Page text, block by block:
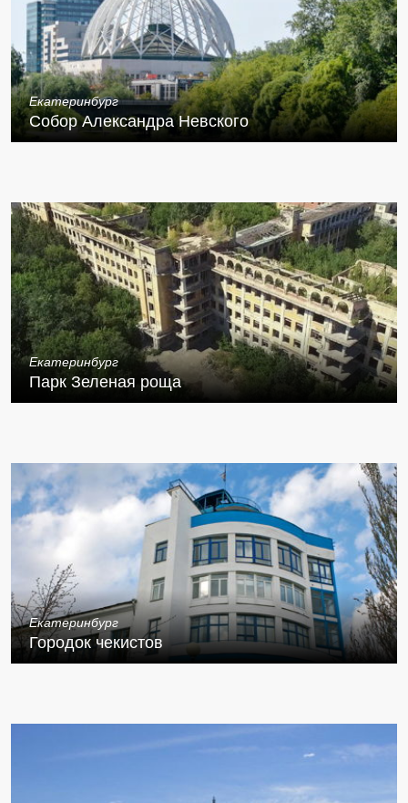
Екатеринбург
Собор Александра Невского
Екатеринбург
Парк Зеленая роща
Екатеринбург
Городок чекистов